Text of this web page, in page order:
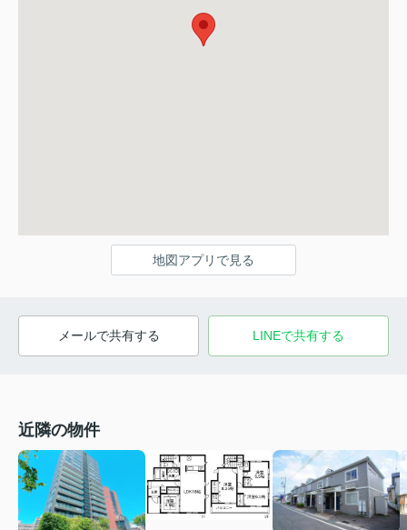
地図アプリで見る
メールで共有する LINEで共有する
近隣の物件